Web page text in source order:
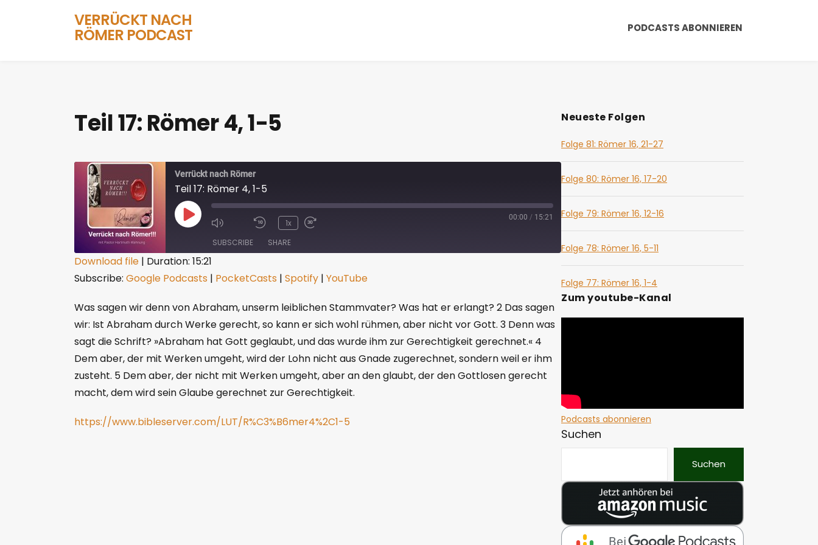
VERRÜCKT NACH
RÖMER PODCAST PODCASTS ABONNIEREN
Teil 17: Römer 4, 1-5
Verrückt nach Römer
Teil 17: Römer 4, 1-5
1x
00:00 / 15:21
SUBSCRIBE SHARE
Google Podcasts PocketCasts
RSS FEED
SHARE
LINK
EMBED
Download file | Duration: 15:21
Subscribe: Google Podcasts | PocketCasts | Spotify | YouTube
Was sagen wir denn von Abraham, unserm leiblichen Stammvater? Was hat er erlangt? 2 Das sagen
wir: Ist Abraham durch Werke gerecht, so kann er sich wohl rühmen, aber nicht vor Gott. 3 Denn was
sagt die Schrift? »Abraham hat Gott geglaubt, und das wurde ihm zur Gerechtigkeit gerechnet.« 4
Dem aber, der mit Werken umgeht, wird der Lohn nicht aus Gnade zugerechnet, sondern weil er ihm
zusteht. 5 Dem aber, der nicht mit Werken umgeht, aber an den glaubt, der den Gottlosen gerecht
macht, dem wird sein Glaube gerechnet zur Gerechtigkeit.
https://www.bibleserver.com/LUT/R%C3%B6mer4%2C1-5
Neueste Folgen
Folge 81: Römer 16, 21-27
Folge 80: Römer 16, 17-20
Folge 79: Römer 16, 12-16
Folge 78: Römer 16, 5-11
Folge 77: Römer 16, 1-4
Zum youtube-Kanal
Podcasts abonnieren
Suchen
Suchen